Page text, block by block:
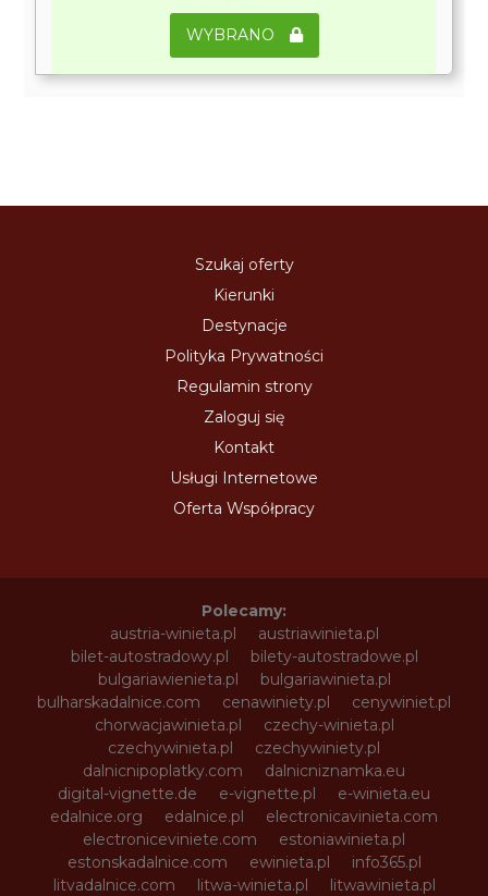
WYBRANO
Szukaj oferty
Kierunki
Destynacje
Polityka Prywatności
Regulamin strony
Zaloguj się
Kontakt
Usługi Internetowe
Oferta Współpracy
Polecamy:
austria-winieta.pl
austriawinieta.pl
bilet-autostradowy.pl
bilety-autostradowe.pl
bulgariawienieta.pl
bulgariawinieta.pl
bulharskadalnice.com
cenawiniety.pl
cenywiniet.pl
chorwacjawinieta.pl
czechy-winieta.pl
czechywinieta.pl
czechywiniety.pl
dalnicnipoplatky.com
dalnicniznamka.eu
digital-vignette.de
e-vignette.pl
e-winieta.eu
edalnice.org
edalnice.pl
electronicavinieta.com
electroniceviniete.com
estoniawinieta.pl
estonskadalnice.com
ewinieta.pl
info365.pl
litvadalnice.com
litwa-winieta.pl
litwawinieta.pl